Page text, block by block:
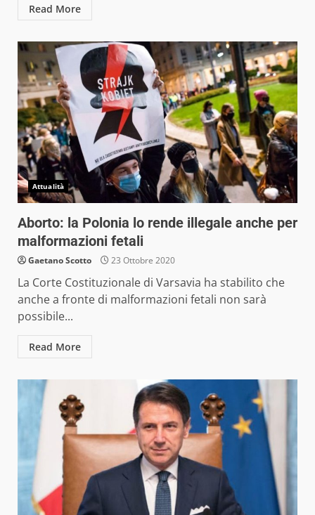
Read More
Attualità
Aborto: la Polonia lo rende illegale anche per
malformazioni fetali
Gaetano Scotto 23 Ottobre 2020
La Corte Costituzionale di Varsavia ha stabilito che
anche a fronte di malformazioni fetali non sarà
possibile...
Read More